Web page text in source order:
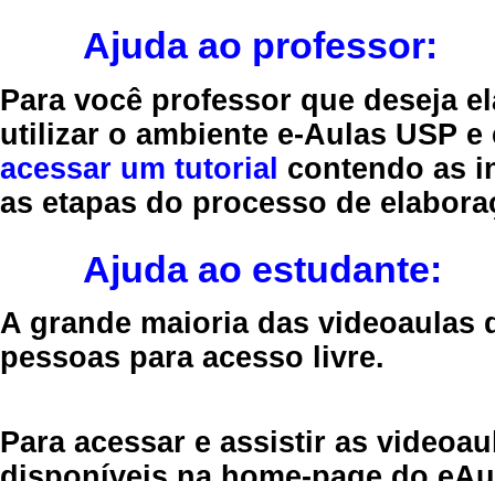
Ajuda ao professor:
Para você professor que deseja
utilizar o ambiente e-Aulas USP
acessar um tutorial contendo as
as etapas do processo de
Ajuda ao estudante:
A grande maioria das videoaulas
pessoas para acesso livre.
Para acessar e assistir as